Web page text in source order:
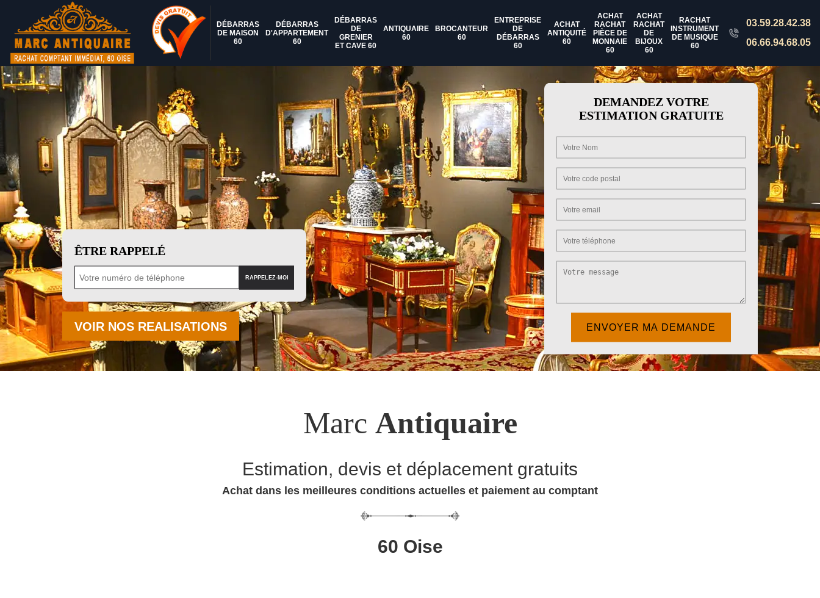
DÉBARRAS
DE MAISON
60
DÉBARRAS
D'APPARTEMENT
60
DÉBARRAS
DE
GRENIER
ET CAVE 60
ANTIQUAIRE
60
BROCANTEUR
60
ENTREPRISE
DE
DÉBARRAS
60
ACHAT
ANTIQUITÉ
60
ACHAT
RACHAT
PIÈCE DE
MONNAIE
60
ACHAT
RACHAT
DE
BIJOUX
60
RACHAT
INSTRUMENT
DE MUSIQUE
60
03.59.28.42.38
06.66.94.68.05
ÊTRE RAPPELÉ
VOIR NOS REALISATIONS
DEMANDEZ VOTRE
ESTIMATION GRATUITE
Marc Antiquaire
Estimation, devis et déplacement gratuits
Achat dans les meilleures conditions actuelles et paiement au comptant
60 Oise